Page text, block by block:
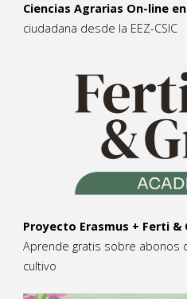
Ciencias Agrarias On-line
ciudadana desde la EEZ-CSIC
Proyecto Erasmus + Ferti &
Aprende gratis sobre abonos
cultivo